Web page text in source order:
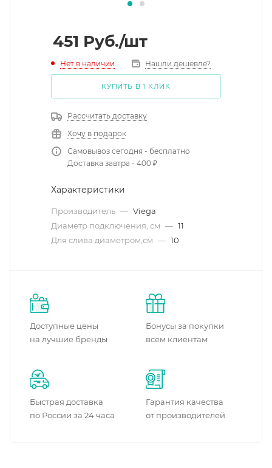
451 Руб./шт
Нет в наличии Нашли дешевле?
КУПИТЬ В 1 КЛИК
Рассчитать доставку
Хочу в подарок
Самовывоз сегодня - бесплатно
Доставка завтра - 400 ₽
Характеристики
Производитель — Viega
Диаметр подключения, см — 11
Для слива диаметром,см — 10
Доступные цены
на лучшие бренды
Бонусы за покупки
всем клиентам
Быстрая доставка
по России за 24 часа
Гарантия качества
от производителей